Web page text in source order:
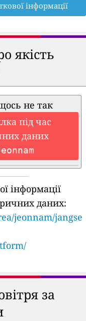
інформації
якість
не так
під час
даних
інформації
даних:
jeonnam/jangse
за